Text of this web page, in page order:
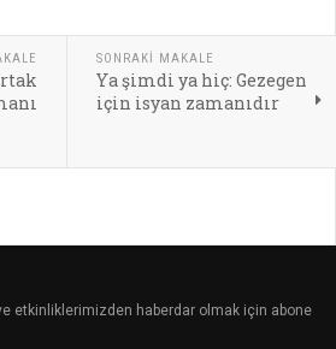
SONRAKI MAKALE
Ya şimdi ya hiç: Gezegen
için isyan zamanıdır
etkinliklerimizden haberdar olmak için abone